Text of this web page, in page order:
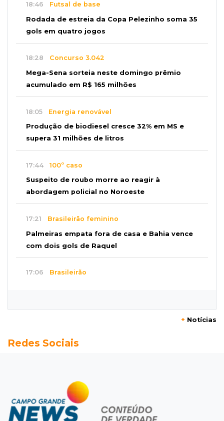
18:46 Futsal de base
Rodada de estreia da Copa Pelezinho soma 35
gols em quatro jogos
18:28 Concurso 3.042
Mega-Sena sorteia neste domingo prêmio
acumulado em R$ 165 milhões
18:05 Energia renovável
Produção de biodiesel cresce 32% em MS e
supera 31 milhões de litros
17:44 100º caso
Suspeito de roubo morre ao reagir à
abordagem policial no Noroeste
17:21 Brasileirão feminino
Palmeiras empata fora de casa e Bahia vence
com dois gols de Raquel
17:06 Brasileirão
Inmet faz alerta de vendaval e tempestade
Rede de água
Juiz obriga condomínio da Capital a fazer
ligação de água na rede pública
+ Notícias
Redes Sociais